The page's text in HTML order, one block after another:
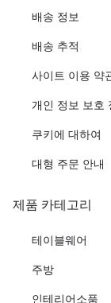
배송 정보
배송 추적
사이트 이용 약
개인 정보 보호
쿠키에 대하여
대형 주문 안내
제품 카테고리
테이블웨어
주방
인테리어소품